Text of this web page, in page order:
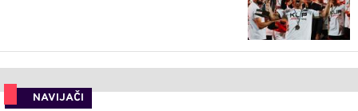
NAVIJAČI